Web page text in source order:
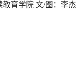
教育学院 文/图：李杰